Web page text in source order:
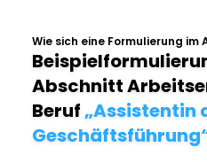
Wie sich eine Formulierung
Abschnitt
Beruf„Assistentin